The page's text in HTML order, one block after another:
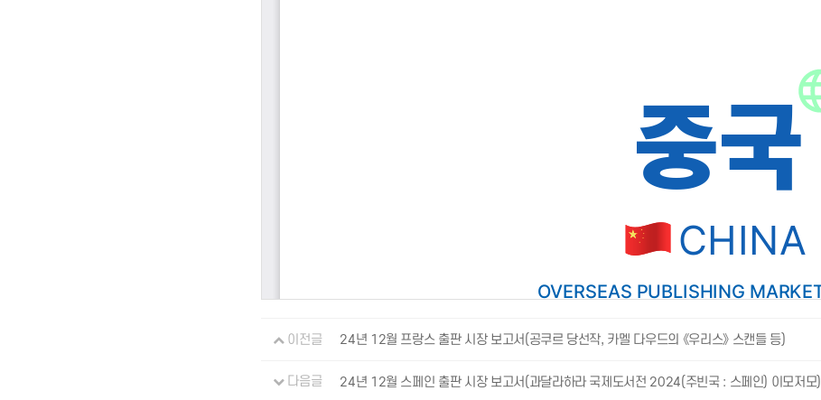
이전글 24년 12월 프랑스 출판 시장 보고서(공쿠르 당선작, 카멜 다우드의 《우리스》 스캔들 등)
다음글 24년 12월 스페인 출판 시장 보고서(과달라하라 국제도서전 2024(주빈국 : 스페인) 이모저모)